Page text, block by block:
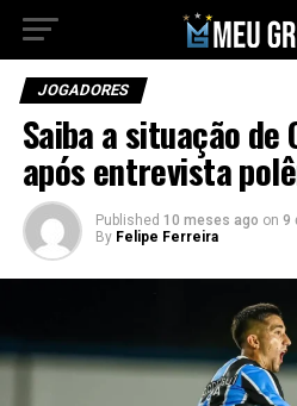
JOGADORES
Saiba a situação
após entrevista
Published 10 meses ago on 9
By Felipe Ferreira